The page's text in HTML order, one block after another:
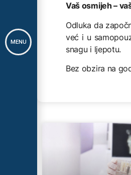
MENU
Vaš osmijeh –
Odluka da
već i u
snagu i ljepotu.
Bez obzira na